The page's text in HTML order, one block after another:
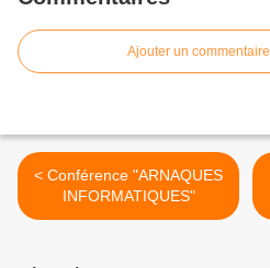
Ajouter un commentaire
< Conférence "ARNAQUES
INFORMATIQUES"